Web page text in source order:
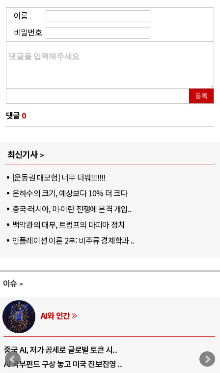
이름
비밀번호
등록
댓글 0
최신기사
[운동권 대모험] 너무 더워!!!!!!!
은하수의 크기, 예상보다 10% 더 크다
중국·러시아, 미·이란 전쟁에 본격 개입..
백악관의 대부, 트럼프의 마피아 정치
인플레이션 이론 2부: 비주류 경제학과 ..
이슈
AI와 인간
중국 AI, 저가 공세로 글로벌 토큰 시..
AI 국부펀드 구상 놓고 미국 진보진영 ..